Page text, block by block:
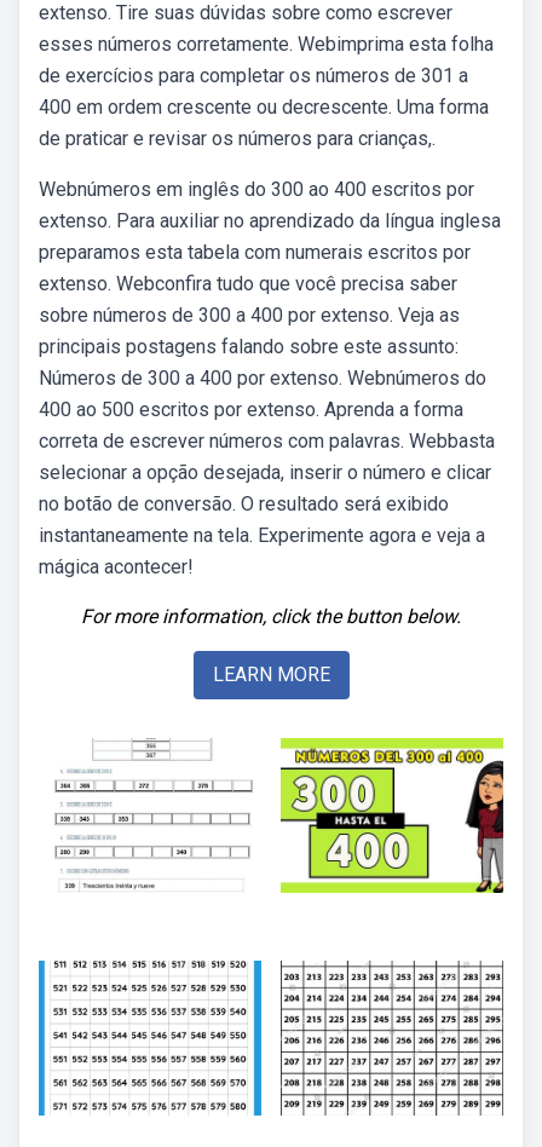
extenso. Tire suas dúvidas sobre como escrever
esses números corretamente. Webimprima esta folha
de exercícios para completar os números de 301 a
400 em ordem crescente ou decrescente. Uma forma
de praticar e revisar os números para crianças,.
Webnúmeros em inglês do 300 ao 400 escritos por
extenso. Para auxiliar no aprendizado da língua inglesa
preparamos esta tabela com numerais escritos por
extenso. Webconfira tudo que você precisa saber
sobre números de 300 a 400 por extenso. Veja as
principais postagens falando sobre este assunto:
Números de 300 a 400 por extenso. Webnúmeros do
400 ao 500 escritos por extenso. Aprenda a forma
correta de escrever números com palavras. Webbasta
selecionar a opção desejada, inserir o número e clicar
no botão de conversão. O resultado será exibido
instantaneamente na tela. Experimente agora e veja a
mágica acontecer!
For more information, click the button below.
LEARN MORE